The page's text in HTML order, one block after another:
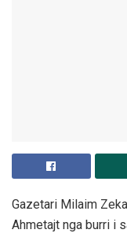
Gazetari Milaim
Ahmetajt nga burri i